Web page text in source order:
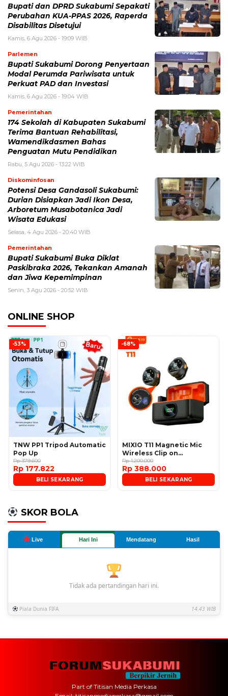
Bupati dan DPRD Sukabumi Sepakati
Perubahan KUA-PPAS 2026, Raperda
Disabilitas Disetujui
Kamis, 6 Agu 2026 - 19:09 WIB
Parlemen
Bupati Sukabumi Dorong Penyertaan
Modal Perumda Pariwisata untuk
Perkuat PAD dan Investasi
Kamis, 6 Agu 2026 - 19:04 WIB
Pemerintahan
174 Sekolah di Kabupaten Sukabumi
Terima Bantuan Rehabilitasi,
Wamendikdasmen Bahas
Penguatan Mutu Pendidikan
Rabu, 5 Agu 2026 - 13:22 WIB
Diskominfosan
Potensi Desa Gandasoli Sukabumi:
Durian Disiapkan Jadi Ikon Desa,
Arboretum Musabotanica Jadi
Wisata Edukasi
Selasa, 4 Agu 2026 - 20:40 WIB
Pemerintahan
Bupati Sukabumi Buka Diklat
Paskibraka 2026, Tekankan Amanah
dan Jiwa Kepemimpinan
Senin, 3 Agu 2026 - 20:52 WIB
ONLINE SHOP
-53%
TNW PP1 Tripod Automatic
Pop Up
Rp 379.600
Rp 177.822
BELI SEKARANG
-68%
MIXIO T11 Magnetic Mic
Wireless Clip on
Microphone
Rp 1.200.000
Rp 388.000
BELI SEKARANG
SKOR BOLA
Live Hari Ini Mendatang Hasil
Tidak ada pertandingan hari ini.
Piala Dunia FIFA 14.43 WIB
Part of Titisan Media Perkasa